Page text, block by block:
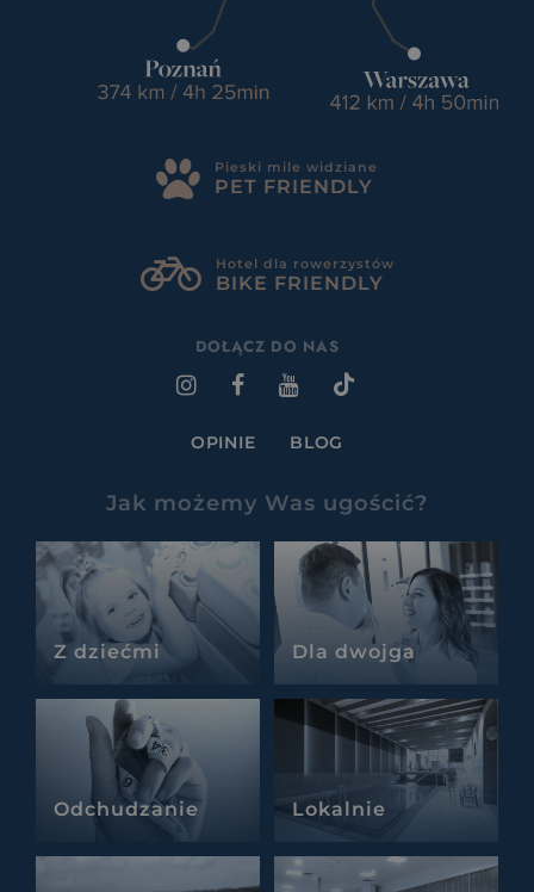
Pieski mile widziane
PET FRIENDLY
Hotel dla rowerzystów
BIKE FRIENDLY
DOŁĄCZ DO NAS
OPINIE BLOG
Jak możemy Was ugościć?
Z dziećmi Dla dwojga
Odchudzanie Lokalnie